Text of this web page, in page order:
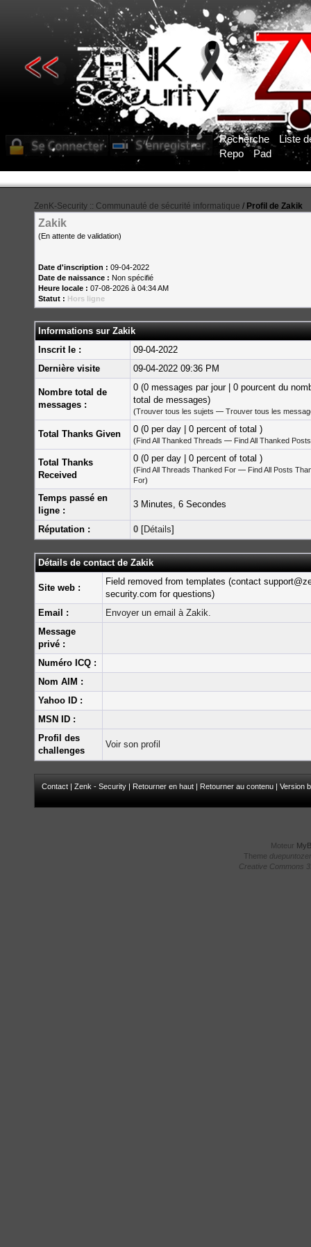
Recherche
Liste
Repo
Pad
ZenK-Security :: Communauté de sécurité informatique / Profil de Zakik
Zakik
(En attente de validation)
Date d'inscription : 09-04-2022
Date de naissance : Non spécifié
Heure locale : 07-08-2026 à 04:34 AM
Statut : Hors ligne
Informations sur Zakik
Inscrit le :
09-04-2022
Dernière visite
09-04-2022 09:36 PM
Nombre total de
messages :
0 (0 messages par jour | 0 pourcent du
total de messages)
(Trouver tous les sujets — Trouver tous les
Total Thanks Given 0 (0 per day | 0 percent of total )
(Find All Thanked Threads — Find All Thanked Posts
Total Thanks
Received
0 (0 per day | 0 percent of total )
(Find All Threads Thanked For — Find All Posts
For)
Temps passé en
ligne :
3 Minutes, 6 Secondes
Réputation : 0 [Détails]
Détails de contact de Zakik
Site web :
Field removed from templates (contact
security.com for questions)
Email :
Envoyer un email à Zakik.
Message
privé :
Numéro ICQ :
Nom AIM :
Yahoo ID :
MSN ID :
Profil des
challenges
Voir son profil
Contact | Zenk - Security | Retourner en haut | Retourner au contenu | Version
Moteur
Theme
Creative Commons